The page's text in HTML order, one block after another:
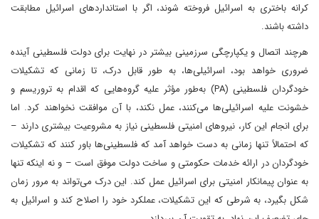
کرانه باختری به اسرائیل فروخته شوند، اگر با استانداردهای اسرائیل مطابقت
داشته باشند.
هرچند اتصال و یکپارچگی سرزمینی بیشتر در نهایت برای دولت فلسطینی آینده
ضروری خواهد بود، اسرائیلی‌ها، به طور قابل درک، تا زمانی که تشکیلات
خودگردان فلسطینی (PA) به‌طور مؤثر علیه گروه‌هایی که اقدام به تروریسم و
خشونت علیه اسرائیلی‌ها می‌کنند، عمل نکند، با آن موافقت نخواهند کرد. اما
برای انجام این کار، نیروهای امنیتی فلسطینی نیاز به مشروعیت بیشتری دارند –
که احتمالاً تنها زمانی به دست خواهد آمد که فلسطینی‌ها باور کنند که تشکیلات
خودگردان در ارائه خدمات حکومتی و ساخت دولت موفق است – و نه اینکه تنها
به عنوان پیمانکار امنیتی برای اسرائیل عمل کند. این درک می‌تواند به مرور زمان
شکل بگیرد، به شرطی که این تشکیلات، عملکرد خود را اصلاح کند و اسرائیل به